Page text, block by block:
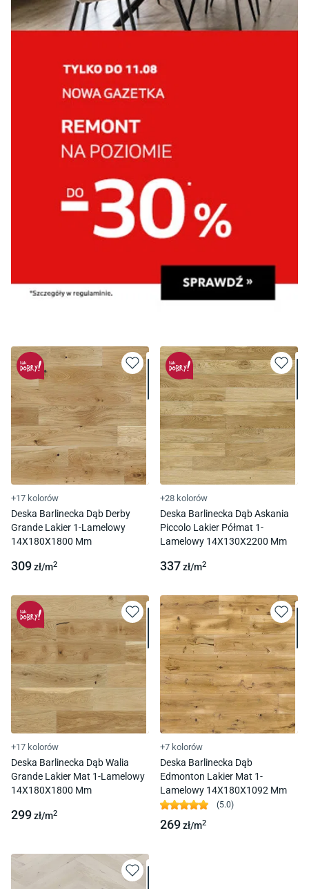
+17 kolorów
Deska Barlinecka Dąb Derby
Grande Lakier 1-Lamelowy
14X180X1800 Mm
309zł/m2
+28 kolorów
Deska Barlinecka Dąb Askania
Piccolo Lakier Półmat 1-
Lamelowy 14X130X2200 Mm
337zł/m2
+17 kolorów
Deska Barlinecka Dąb Walia
Grande Lakier Mat 1-Lamelowy
14X180X1800 Mm
299zł/m2
+7 kolorów
Deska Barlinecka Dąb
Edmonton Lakier Mat 1-
Lamelowy 14X180X1092 Mm
(5.0)
269zł/m2